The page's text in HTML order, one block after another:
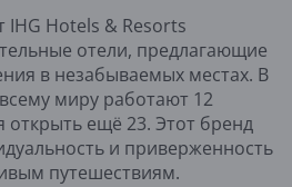
IHG Hotels & Resorts
отели, предлагающие
в незабываемых местах. В
миру работают 12
открыть ещё 23. Этот бренд
и приверженность
путешествиям.